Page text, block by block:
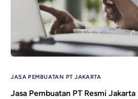
JASA PEMBUATAN PT JAKARTA
Jasa Pembuatan PT Resmi Jakarta